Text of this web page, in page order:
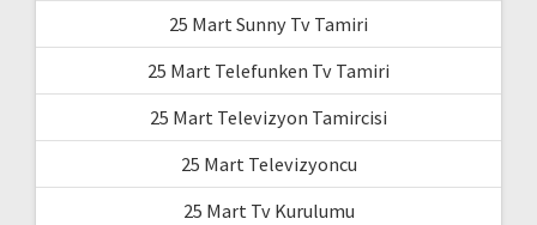
25 Mart Sunny Tv Tamiri
25 Mart Telefunken Tv Tamiri
25 Mart Televizyon Tamircisi
25 Mart Televizyoncu
25 Mart Tv Kurulumu